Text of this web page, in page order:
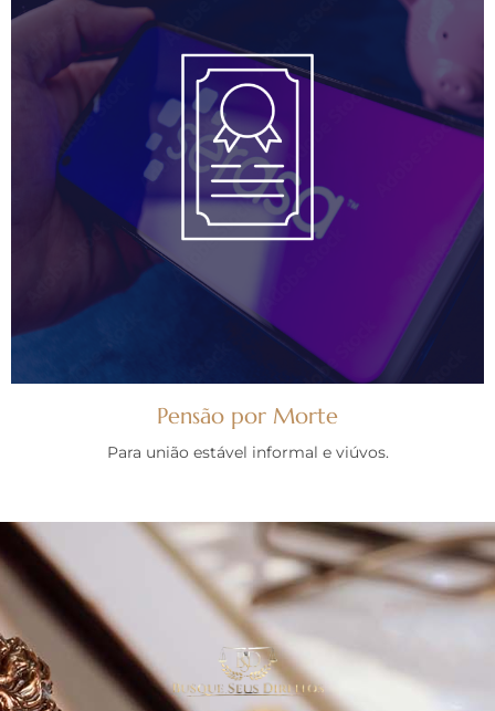
Pensão por Morte
Para união estável informal e viúvos.